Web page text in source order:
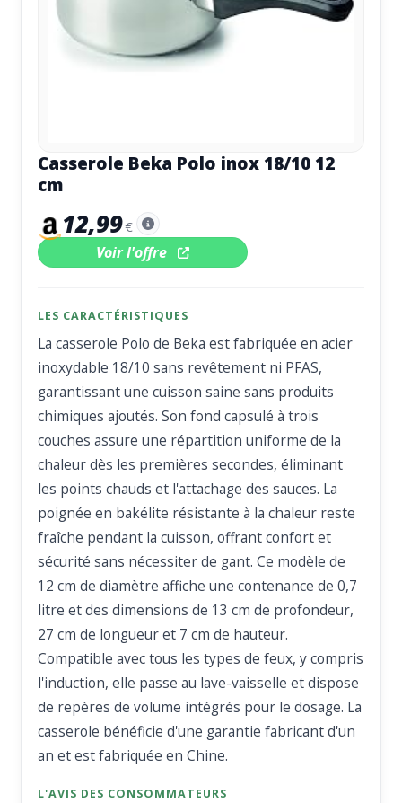
Casserole Beka Polo inox 18/10 12
cm
12,99€
Voir l'offre
LES CARACTÉRISTIQUES
La casserole Polo de Beka est fabriquée en acier
inoxydable 18/10 sans revêtement ni PFAS,
garantissant une cuisson saine sans produits
chimiques ajoutés. Son fond capsulé à trois
couches assure une répartition uniforme de la
chaleur dès les premières secondes, éliminant
les points chauds et l'attachage des sauces. La
poignée en bakélite résistante à la chaleur reste
fraîche pendant la cuisson, offrant confort et
sécurité sans nécessiter de gant. Ce modèle de
12 cm de diamètre affiche une contenance de 0,7
litre et des dimensions de 13 cm de profondeur,
27 cm de longueur et 7 cm de hauteur.
Compatible avec tous les types de feux, y compris
l'induction, elle passe au lave-vaisselle et dispose
de repères de volume intégrés pour le dosage. La
casserole bénéficie d'une garantie fabricant d'un
an et est fabriquée en Chine.
L'AVIS DES CONSOMMATEURS